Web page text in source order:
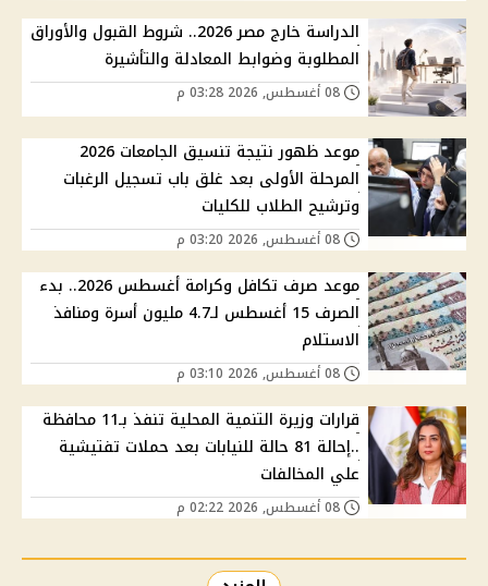
الدراسة خارج مصر 2026.. شروط القبول والأوراق
المطلوبة وضوابط المعادلة والتأشيرة
موعد ظهور نتيجة تنسيق الجامعات 2026
المرحلة الأولى بعد غلق باب تسجيل الرغبات
وترشيح الطلاب للكليات
موعد صرف تكافل وكرامة أغسطس 2026.. بدء
الصرف 15 أغسطس لـ4.7 مليون أسرة ومنافذ
الاستلام
قرارات وزيرة التنمية المحلية تنفذ بـ11 محافظة
..إحالة 81 حالة للنيابات بعد حملات تفتيشية
علي المخالفات